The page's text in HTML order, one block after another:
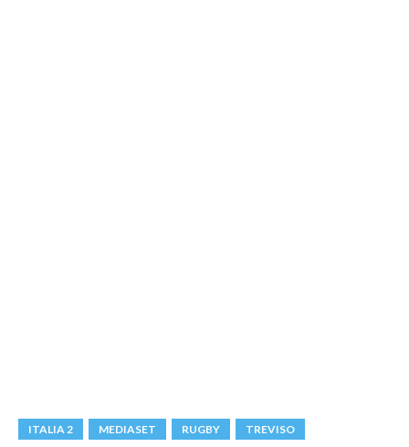
ITALIA 2 MEDIASET RUGBY TREVISO